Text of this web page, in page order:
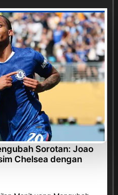
Sorotan: Joao
Chelsea dengan